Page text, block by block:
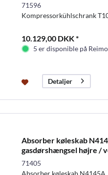
71596
Kompressorkühlschrank
10.129,00 DKK *
5 er disponible på
Detaljer
Absorber køleskab
gasdørshængsel højre /
71405
Absorber køleskab N4145A